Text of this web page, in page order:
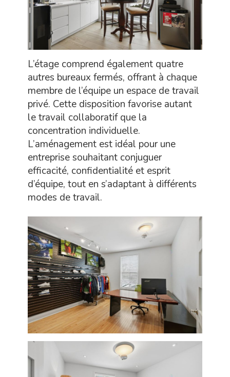
L’étage comprend également quatre
autres bureaux fermés, offrant à chaque
membre de l’équipe un espace de travail
privé. Cette disposition favorise autant
le travail collaboratif que la
concentration individuelle.
L’aménagement est idéal pour une
entreprise souhaitant conjuguer
efficacité, confidentialité et esprit
d’équipe, tout en s’adaptant à différents
modes de travail.